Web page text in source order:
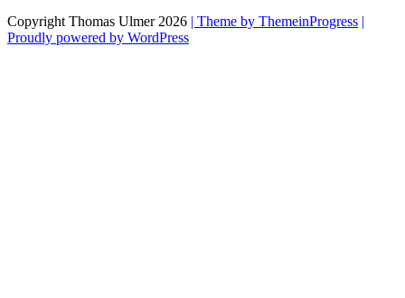
Copyright Thomas Ulmer 2026 | Theme by ThemeinProgress |
Proudly powered by WordPress